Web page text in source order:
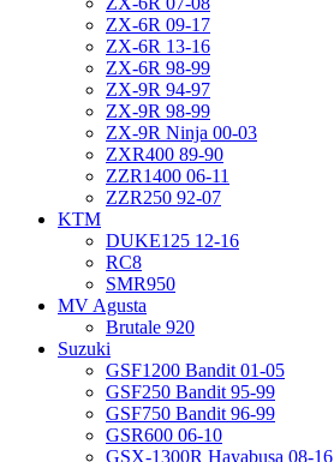
ZX-6R 09-17
ZX-6R 13-16
ZX-6R 98-99
ZX-9R 94-97
ZX-9R 98-99
ZX-9R Ninja 00-03
ZXR400 89-90
ZZR1400 06-11
ZZR250 92-07
KTM
DUKE125 12-16
RC8
SMR950
MV Agusta
Brutale 920
Suzuki
GSF1200 Bandit 01-05
GSF250 Bandit 95-99
GSF750 Bandit 96-99
GSR600 06-10
GSX-1300R Hayabusa 08-16